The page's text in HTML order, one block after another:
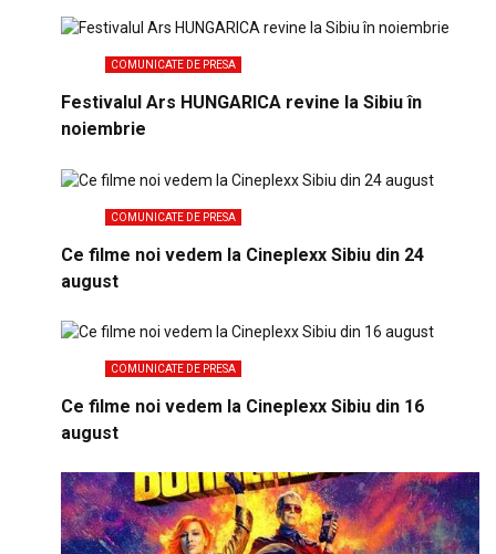
COMUNICATE DE PRESA
Festivalul Ars HUNGARICA revine la Sibiu în
noiembrie
COMUNICATE DE PRESA
Ce filme noi vedem la Cineplexx Sibiu din 24
august
COMUNICATE DE PRESA
Ce filme noi vedem la Cineplexx Sibiu din 16
august